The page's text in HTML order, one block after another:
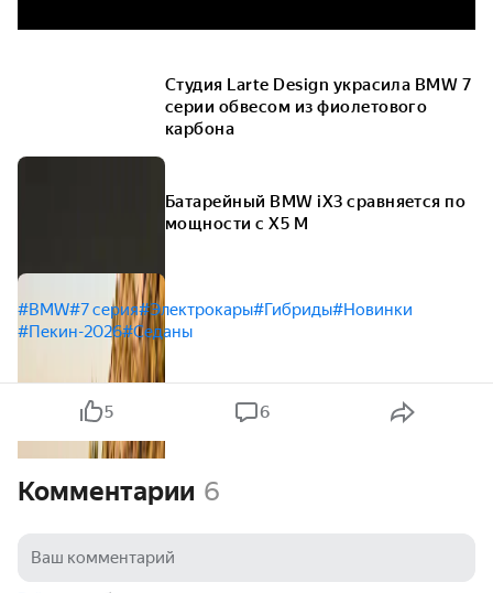
Студия Larte Design украсила BMW 7
серии обвесом из фиолетового
карбона
Батарейный BMW iX3 сравняется по
мощности с X5 M
#BMW#7 серия#Электрокары#Гибриды#Новинки
#Пекин-2026#Седаны
5 6
Комментарии 6